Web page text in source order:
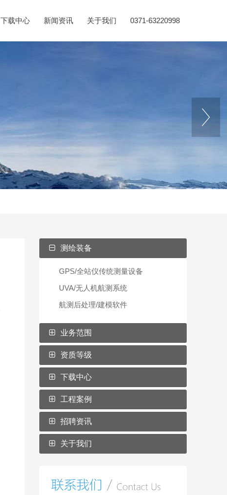
下载中心 新闻资讯 关于我们 0371-63220998
测绘装备
GPS/全站仪传统测量设备
UVA/无人机航测系统
航测后处理/建模软件
业务范围
资质等级
下载中心
工程案例
招聘资讯
关于我们